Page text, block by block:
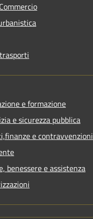
e formazione
e sicurezza pubblica
e contravvenzioni
benessere e assistenza